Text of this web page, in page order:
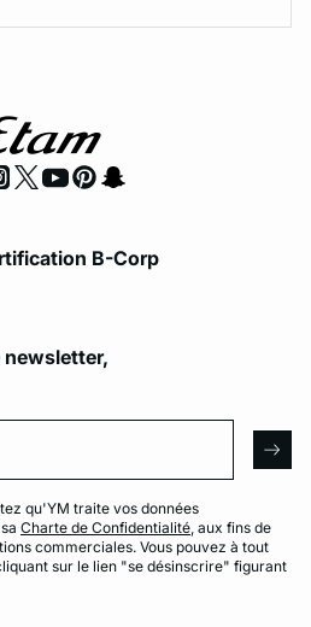
B-Corp
qu'YM traite vos données
Charte de Confidentialité, aux fins de
commerciales. Vous pouvez à tout
sur le lien "se désinscrire" figurant